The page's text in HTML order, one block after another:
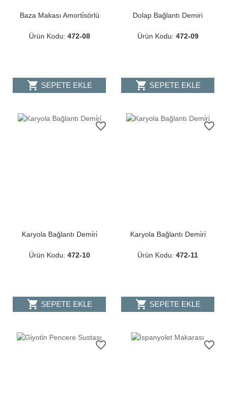
Baza Makası Amorti̇sörlü
Ürün Kodu: 472-08
shopping_cart SEPETE EKLE
Dolap Bağlantı Demiri
Ürün Kodu: 472-09
shopping_cart SEPETE EKLE
favorite_border
Karyola Bağlantı Demi̇ri̇
Ürün Kodu: 472-10
shopping_cart SEPETE EKLE
favorite_border
Karyola Bağlantı Demi̇ri̇
Ürün Kodu: 472-11
shopping_cart SEPETE EKLE
favorite_border favorite_border